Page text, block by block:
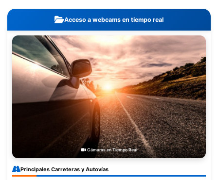
Acceso a webcams en tiempo real
Cámaras en Tiempo Real
Principales Carreteras y Autovías